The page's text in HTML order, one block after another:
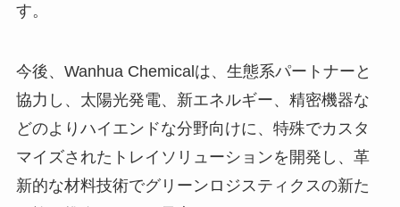
す。
今後、Wanhua Chemicalは、生態系パートナーと
協力し、太陽光発電、新エネルギー、精密機器な
どのよりハイエンドな分野向けに、特殊でカスタ
マイズされたトレイソリューションを開発し、革
新的な材料技術でグリーンロジスティクスの新た